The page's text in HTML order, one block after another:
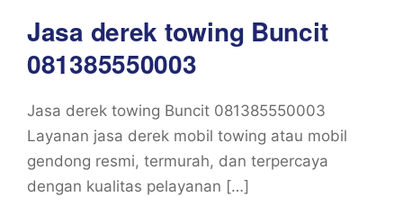
Jasa derek towing Buncit
081385550003
Jasa derek towing Buncit 081385550003
Layanan jasa derek mobil towing atau mobil
gendong resmi, termurah, dan terpercaya
dengan kualitas pelayanan […]